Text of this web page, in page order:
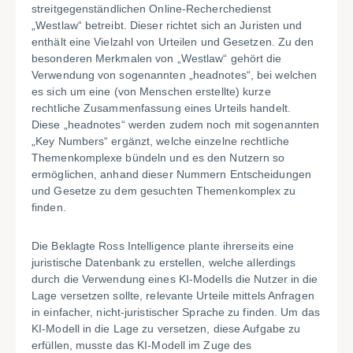
streitgegenständlichen Online-Recherchedienst
„Westlaw“ betreibt. Dieser richtet sich an Juristen und
enthält eine Vielzahl von Urteilen und Gesetzen. Zu den
besonderen Merkmalen von „Westlaw“ gehört die
Verwendung von sogenannten „headnotes“, bei welchen
es sich um eine (von Menschen erstellte) kurze
rechtliche Zusammenfassung eines Urteils handelt.
Diese „headnotes“ werden zudem noch mit sogenannten
„Key Numbers“ ergänzt, welche einzelne rechtliche
Themenkomplexe bündeln und es den Nutzern so
ermöglichen, anhand dieser Nummern Entscheidungen
und Gesetze zu dem gesuchten Themenkomplex zu
finden.
Die Beklagte Ross Intelligence plante ihrerseits eine
juristische Datenbank zu erstellen, welche allerdings
durch die Verwendung eines KI-Modells die Nutzer in die
Lage versetzen sollte, relevante Urteile mittels Anfragen
in einfacher, nicht-juristischer Sprache zu finden. Um das
KI-Modell in die Lage zu versetzen, diese Aufgabe zu
erfüllen, musste das KI-Modell im Zuge des